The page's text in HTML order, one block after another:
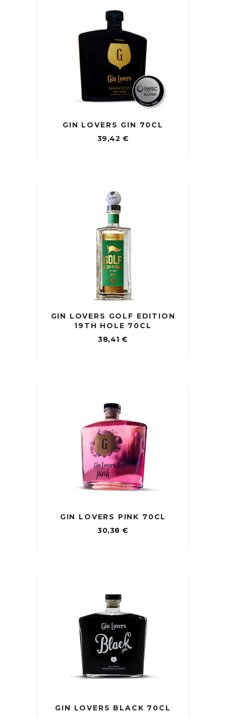
GIN LOVERS GIN 70CL
39,42 €
GIN LOVERS GOLF EDITION
19TH HOLE 70CL
38,41€
GIN LOVERS PINK 70CL
30,38€
GIN LOVERS BLACK 70CL